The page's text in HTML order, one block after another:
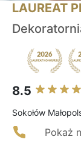
LAUREAT
8.5
Sokołów
Pokaż